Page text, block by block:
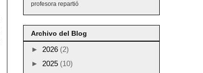
profesora repartió
Archivo del Blog
► 2026 (2)
► 2025 (10)